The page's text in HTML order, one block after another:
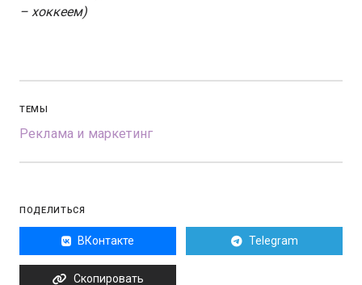
– хоккеем)
ТЕМЫ
Реклама и маркетинг
ПОДЕЛИТЬСЯ
ВКонтакте Telegram
Скопировать